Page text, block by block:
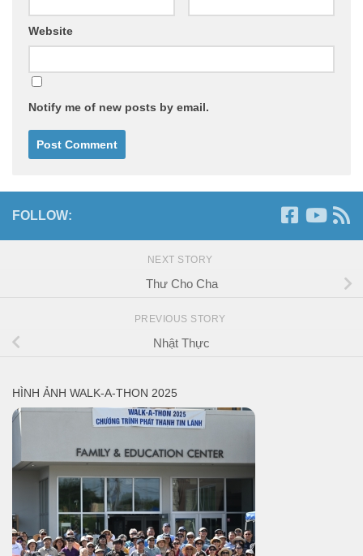
Website
Notify me of new posts by email.
FOLLOW:
NEXT STORY
Thư Cho Cha
PREVIOUS STORY
Nhật Thực
HÌNH ẢNH WALK-A-THON 2025